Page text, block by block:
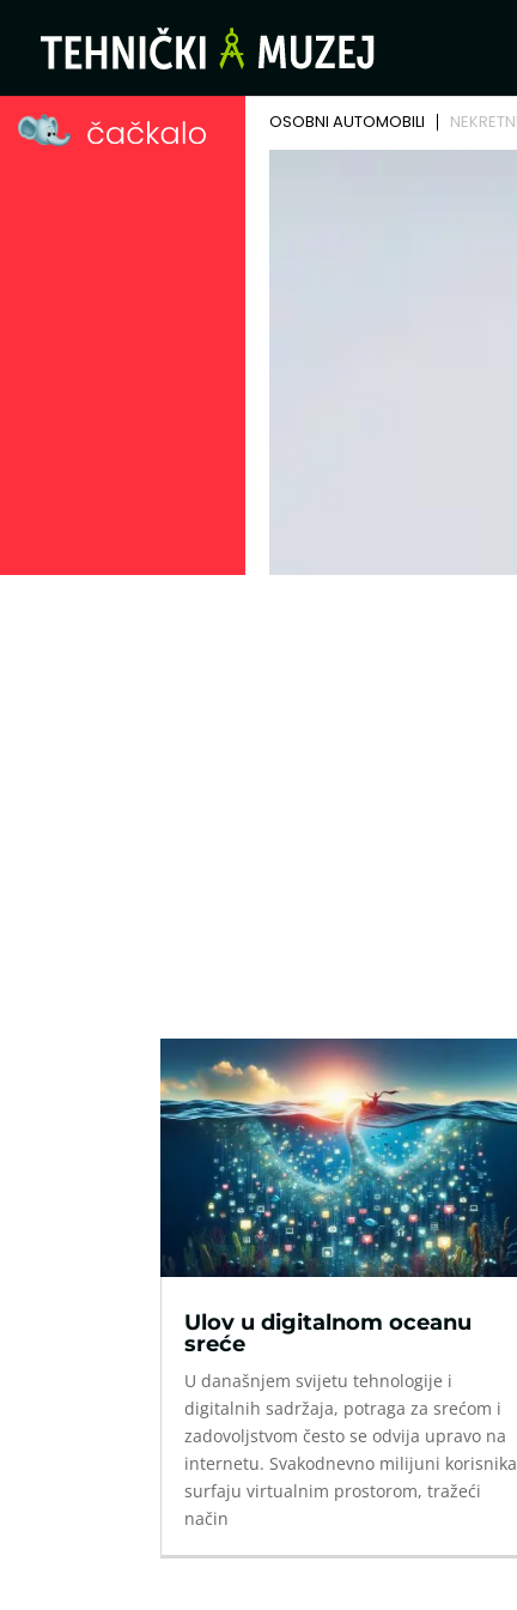
Ulov u digitalnom oceanu
sreće
U današnjem svijetu tehnologije i
digitalnih sadržaja, potraga za srećom i
zadovoljstvom često se odvija upravo na
internetu. Svakodnevno milijuni korisnika
surfaju virtualnim prostorom, tražeći
način